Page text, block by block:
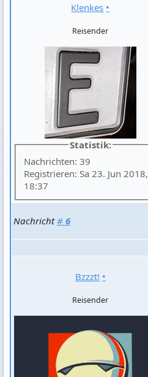
Klenkes •
Reisender
Statistik:
Nachrichten: 39
Registrieren: Sa 23. Jun 2018,
18:37
Nachricht# 6
Bzzzt! •
Reisender